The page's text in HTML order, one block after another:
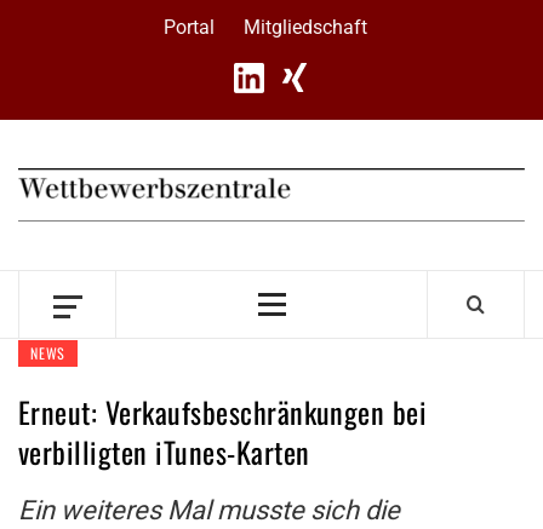
Portal Mitgliedschaft
Primary
NEWS
Erneut: Verkaufsbeschränkungen bei
verbilligten iTunes-Karten
Ein weiteres Mal musste sich die